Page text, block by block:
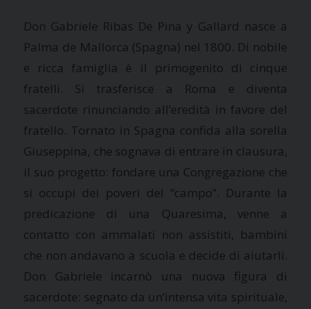
Don Gabriele Ribas De Pina y Gallard nasce a
Palma de Mallorca (Spagna) nel 1800. Di nobile
e ricca famiglia è il primogenito di cinque
fratelli. Si trasferisce a Roma e diventa
sacerdote rinunciando all’eredità in favore del
fratello. Tornato in Spagna confida alla sorella
Giuseppina, che sognava di entrare in clausura,
il suo progetto: fondare una Congregazione che
si occupi dei poveri del “campo”. Durante la
predicazione di una Quaresima, venne a
contatto con ammalati non assistiti, bambini
che non andavano a scuola e decide di aiutarli.
Don Gabriele incarnò una nuova figura di
sacerdote: segnato da un’intensa vita spirituale,